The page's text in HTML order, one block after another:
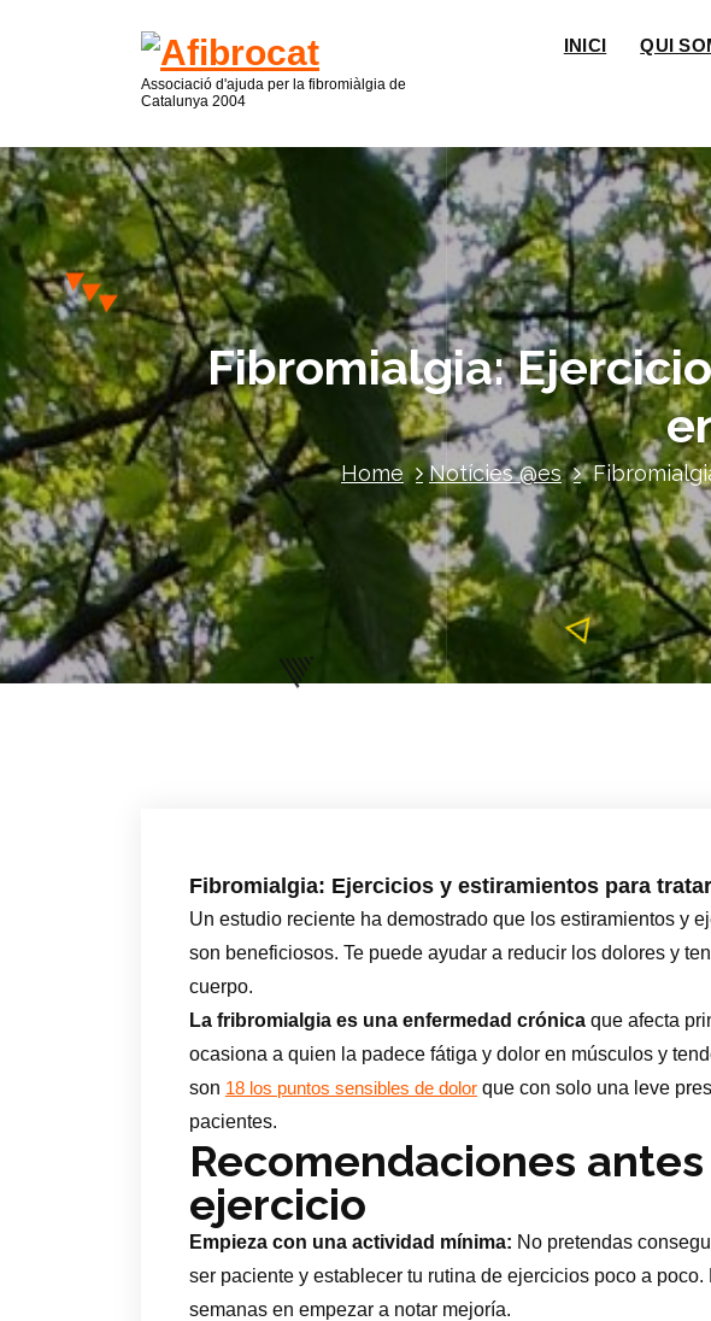
Associació d'ajuda per la fibromiàlgia de
Catalunya 2004
INICI QUI
Fibromialgia:
Home Notícies @es
Fibromialgia: Ejercicios y estiramientos para
Un estudio reciente ha demostrado que los estiramientos y
son beneficiosos. Te puede ayudar a reducir los dolores y
cuerpo.
La fribromialgia es una enfermedad crónica que afecta
ocasiona a quien la padece fátiga y dolor en músculos y
son 18 los puntos sensibles de dolor que con solo una leve
pacientes.
Recomendaciones
ejercicio
Empieza con una actividad mínima: No pretendas
ser paciente y establecer tu rutina de ejercicios poco a poco.
semanas en empezar a notar mejoría.